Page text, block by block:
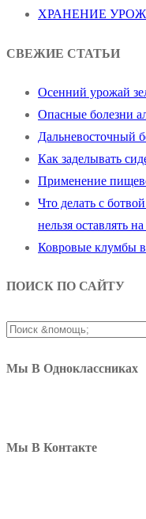
ХРАНЕНИЕ
СВЕЖИЕ СТАТЬИ
Осенний урожай
Опасные болезни
Дальневосточный
Как заделывать
Применение
Что делать с
нельзя оставлять
Ковровые клумбы в
ПОИСК ПО САЙТУ
Найти:
Мы В Одноклассниках
Мы В Контакте